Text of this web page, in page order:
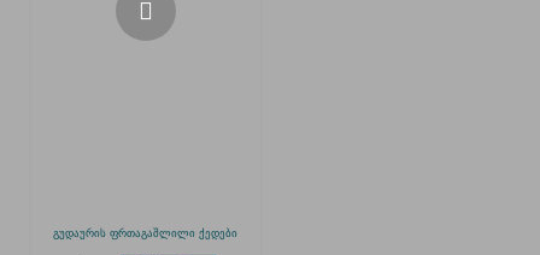
გუდაურის ფრთაგაშლილი ქედები